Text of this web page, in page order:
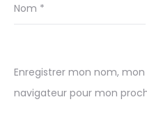
Nom *
Enregistrer mon nom,
navigateur pour mon